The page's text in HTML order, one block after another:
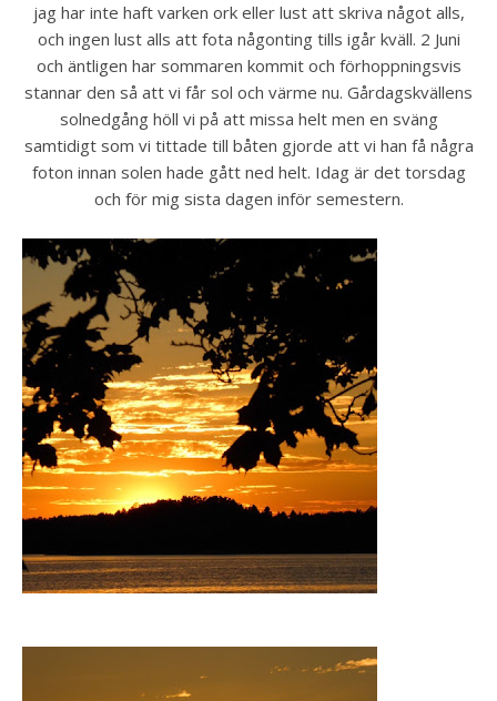
jag har inte haft varken ork eller lust att skriva något alls,
och ingen lust alls att fota någonting tills igår kväll. 2 Juni
och äntligen har sommaren kommit och förhoppningsvis
stannar den så att vi får sol och värme nu. Gårdagskvällens
solnedgång höll vi på att missa helt men en sväng
samtidigt som vi tittade till båten gjorde att vi han få några
foton innan solen hade gått ned helt. Idag är det torsdag
och för mig sista dagen inför semestern.